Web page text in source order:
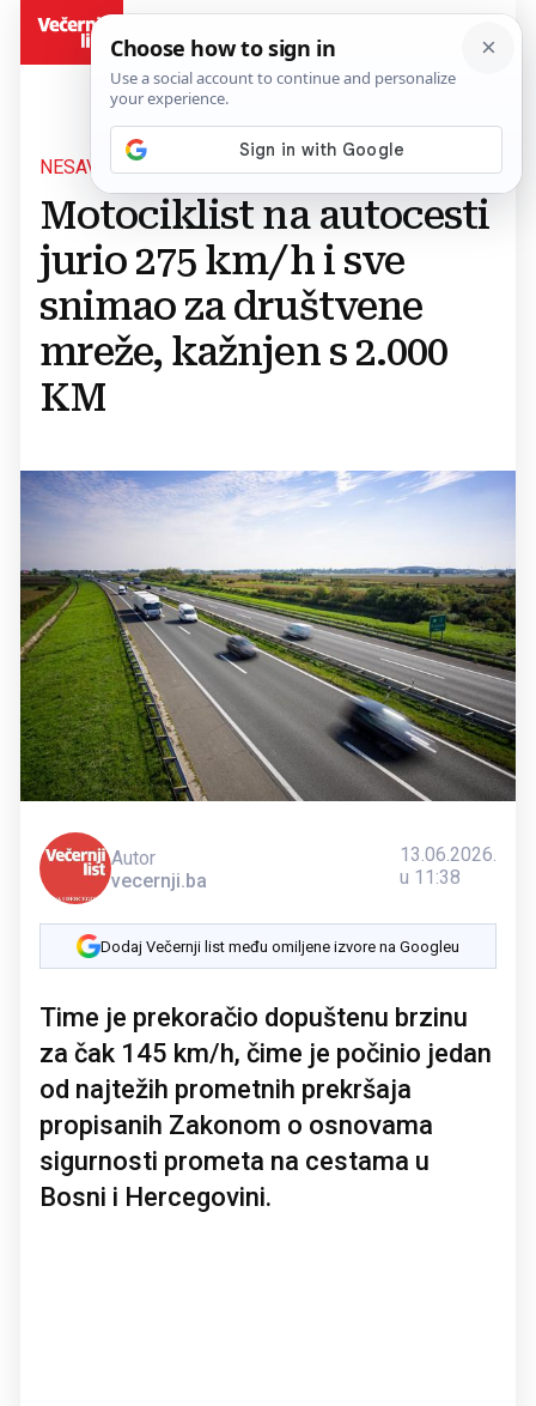
NESAVJESNA VOŽNJA
Motociklist na autocesti
jurio 275 km/h i sve
snimao za društvene
mreže, kažnjen s 2.000
KM
Autor
vecernji.ba
13.06.2026.
u 11:38
Dodaj Večernji list među omiljene izvore na Googleu
Time je prekoračio dopuštenu brzinu
za čak 145 km/h, čime je počinio jedan
od najtežih prometnih prekršaja
propisanih Zakonom o osnovama
sigurnosti prometa na cestama u
Bosni i Hercegovini.